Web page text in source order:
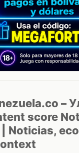
–
score
Noticias,